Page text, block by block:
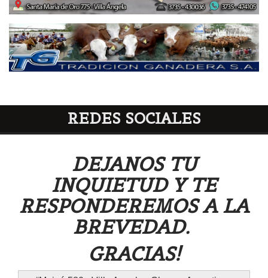
REDES SOCIALES
DEJANOS TU
INQUIETUD Y TE
RESPONDEREMOS A LA
BREVEDAD.
GRACIAS!